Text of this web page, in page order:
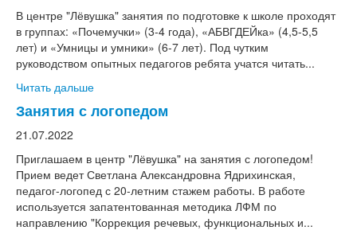
В центре "Лёвушка" занятия по подготовке к школе проходят
в группах: «Почемучки» (3-4 года), «АБВГДЕЙка» (4,5-5,5
лет) и «Умницы и умники» (6-7 лет). Под чутким
руководством опытных педагогов ребята учатся читать...
Читать дальше
Занятия с логопедом
21.07.2022
Приглашаем в центр "Лёвушка" на занятия с логопедом!
Прием ведет Светлана Александровна Ядрихинская,
педагог-логопед с 20-летним стажем работы. В работе
используется запатентованная методика ЛФМ по
направлению "Коррекция речевых, функциональных и...